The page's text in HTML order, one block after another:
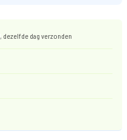
, dezelfde dag verzonden